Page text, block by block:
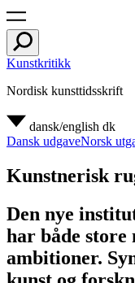
Kunstkritikk
Nordisk kunsttidsskrift
dansk/english dk
Dansk udgaveNorsk
Kunstnerisk
Den nye
har både
ambitioner.